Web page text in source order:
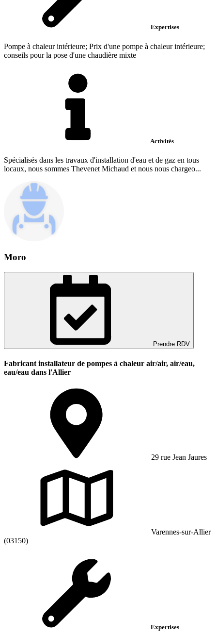
Expertises
Pompe à chaleur intérieure; Prix d'une pompe à chaleur intérieure;
conseils pour la pose d'une chaudière mixte
Activités
Spécialisés dans les travaux d'installation d'eau et de gaz en tous
locaux, nous sommes Thevenet Michaud et nous nous chargeo...
Moro
Prendre RDV
Fabricant installateur de pompes à chaleur air/air, air/eau,
eau/eau dans l'Allier
29 rue Jean Jaures
Varennes-sur-Allier
(03150)
Expertises